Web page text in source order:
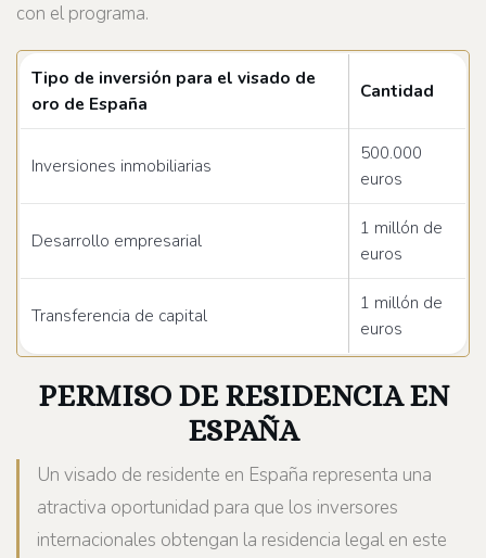
con el programa.
Tipo de inversión para el visado de
oro de España
Cantidad
Inversiones inmobiliarias
500.000
euros
Desarrollo empresarial
1 millón de
euros
Transferencia de capital
1 millón de
euros
PERMISO DE RESIDENCIA EN
ESPAÑA
Un visado de residente en España representa una
atractiva oportunidad para que los inversores
internacionales obtengan la residencia legal en este